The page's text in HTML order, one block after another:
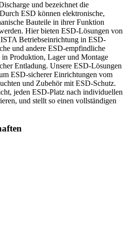
und bezeichnet die
ESD können elektronische,
Bauteile in ihrer Funktion
Hier bieten ESD-Lösungen von
Betriebseinrichtung in ESD-
und andere ESD-empfindliche
Produktion, Lager und Montage
Entladung. Unsere ESD-Lösungen
ESD-sicherer Einrichtungen vom
und Zubehör mit ESD-Schutz.
jeden ESD-Platz nach individuellen
und stellt so einen vollständigen